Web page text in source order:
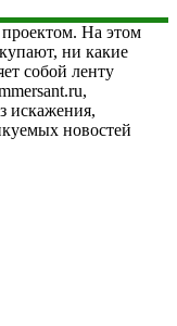
На этом
ни какие
собой ленту
искажения,
новостей